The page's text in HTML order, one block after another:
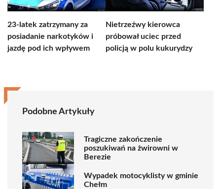
23-latek zatrzymany za
posiadanie narkotyków i
jazdę pod ich wpływem
Nietrzeźwy kierowca
próbował uciec przed
policją w polu kukurydzy
Podobne Artykuły
Tragiczne zakończenie
poszukiwań na żwirowni w
Berezie
Wypadek motocyklisty w gminie
Chełm